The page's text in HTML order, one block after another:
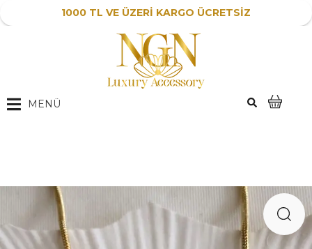
1000 TL VE ÜZERİ KARGO ÜCRETSİZ
MENÜ